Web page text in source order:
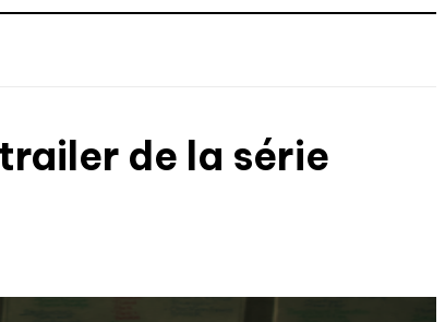
de la série